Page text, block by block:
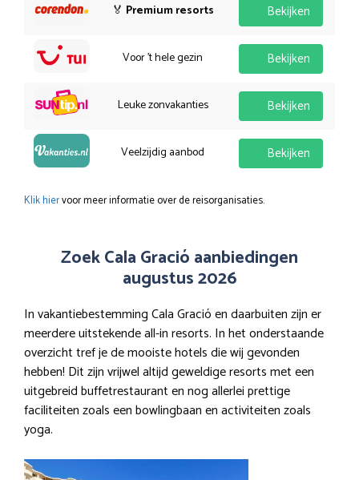
🏅 Premium resorts Bekijken
Voor 't hele gezin Bekijken
Leuke zonvakanties Bekijken
Veelzijdig aanbod Bekijken
Klik hiervoor meer informatie over de reisorganisaties.
Zoek Cala Gració aanbiedingen
augustus 2026
In vakantiebestemming Cala Gració en daarbuiten zijn er
meerdere uitstekende all-in resorts. In het onderstaande
overzicht tref je de mooiste hotels die wij gevonden
hebben! Dit zijn vrijwel altijd geweldige resorts met een
uitgebreid buffetrestaurant en nog allerlei prettige
faciliteiten zoals een bowlingbaan en activiteiten zoals
yoga.